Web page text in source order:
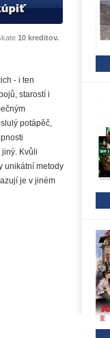
10 kreditov.
- i ten
starostí i
potápěč,
Kvůli
unikátní metody
je v jiném